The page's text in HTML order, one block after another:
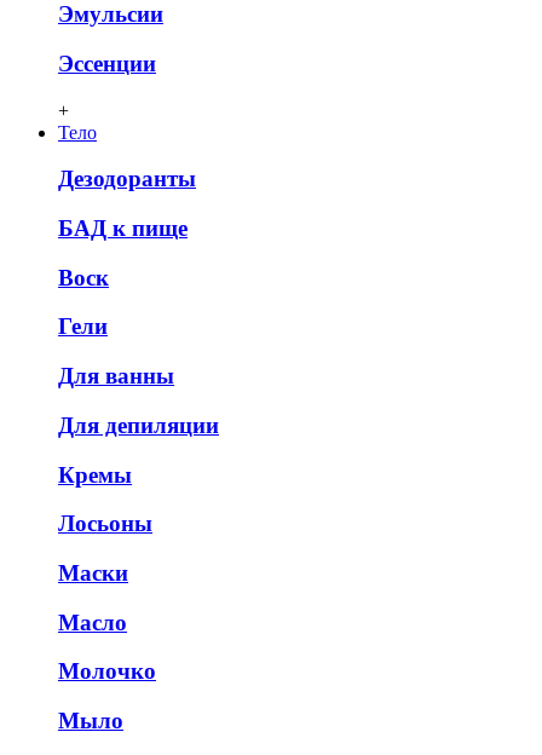
Эмульсии
Эссенции
+
Тело
Дезодоранты
БАД к пище
Воск
Гели
Для ванны
Для депиляции
Кремы
Лосьоны
Маски
Масло
Молочко
Мыло